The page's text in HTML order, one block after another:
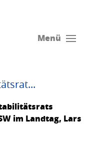
Menü
im Landtag, Lars